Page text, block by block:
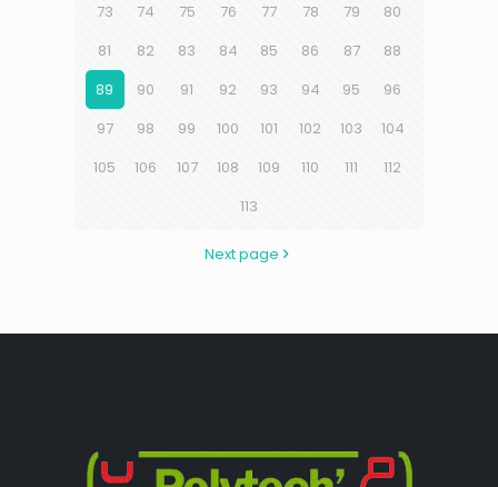
73
74 75 76 77 78 79
80
81
82 83 84 85 86 87
88
89
90 91 92 93 94 95
96
97
98 99 100 101 102 103
104
105
106 107 108 109 110 111
112
113
Next page